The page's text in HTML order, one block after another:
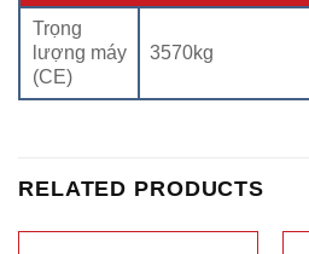
Trọng
lượng máy
(CE)
3570kg
RELATED PRODUCTS